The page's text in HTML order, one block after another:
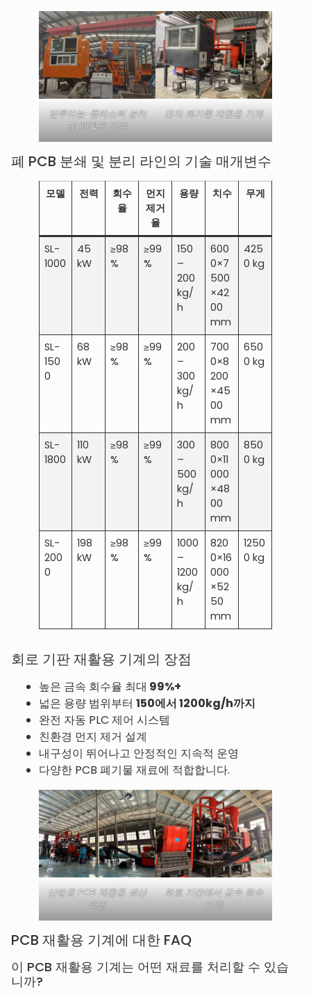
알루미늄-플라스틱 분리
및 재활용 기계
전자 폐기물 재활용 기계
폐 PCB 분쇄 및 분리 라인의 기술 매개변수
모델 전력
회수
율
먼지
제거
율
용량 치수 무게
SL-
1000
45
kW
≥98
%
≥99
%
150
–
200
kg/
h
600
0×7
500
×42
00
mm
425
0 kg
SL-
150
0
68
kW
≥98
%
≥99
%
200
–
300
kg/
h
700
0×8
200
×45
00
mm
650
0 kg
SL-
1800
110
kW
≥98
%
≥99
%
300
–
500
kg/
h
800
0×11
000
×48
00
mm
850
0 kg
SL-
200
0
198
kW
≥98
%
≥99
%
1000
–
1200
kg/
h
820
0×16
000
×52
50
mm
1250
0 kg
회로 기판 재활용 기계의 장점
높은 금속 회수율 최대 99%+
넓은 용량 범위부터 150에서 1200kg/h까지
완전 자동 PLC 제어 시스템
친환경 먼지 제거 설계
내구성이 뛰어나고 안정적인 지속적 운영
다양한 PCB 폐기물 재료에 적합합니다.
산업용 PCB 재활용 생산
라인
회로 기판에서 금속 회수
기계
PCB 재활용 기계에 대한 FAQ
이 PCB 재활용 기계는 어떤 재료를 처리할 수 있습
니까?